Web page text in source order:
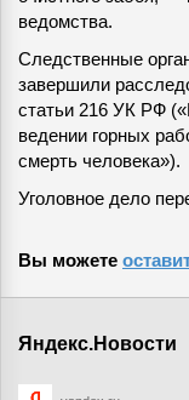
ведомства.
Следственные
завершили
статьи 216 УК РФ
ведении горных
смерть человека»).
Уголовное дело
Вы можете
Яндекс.Новости